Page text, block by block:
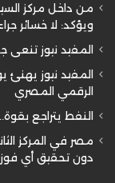
من داخل مركز
ويؤكد: لا خسائر
المفيد نيوز
المفيد نيوز يهنئ
الرقمي المصري
النفط يتراجع
مصر في المركز
دون تحقيق أي فوز